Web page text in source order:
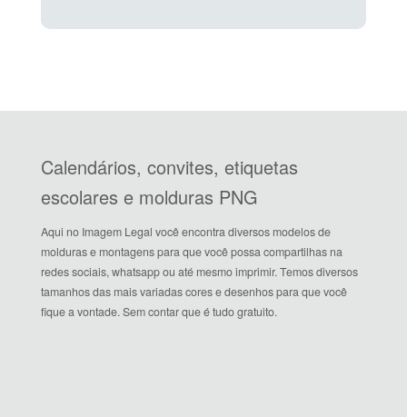
Calendários, convites, etiquetas
escolares e molduras PNG
Aqui no Imagem Legal você encontra diversos modelos de
molduras e montagens para que você possa compartilhas na
redes sociais, whatsapp ou até mesmo imprimir. Temos diversos
tamanhos das mais variadas cores e desenhos para que você
fique a vontade. Sem contar que é tudo gratuito.